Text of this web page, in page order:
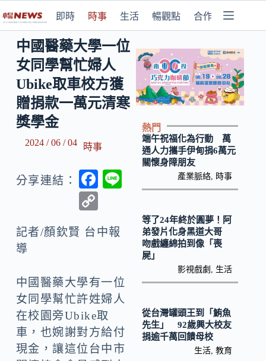
即時 時事 生活 暢觀點 合作媒體
中國醫藥大學一位
女同學幫忙婦人
Ubike取車校方獲
贈捐款一萬元清寒
獎學金
2024 / 06 / 04 時事
分享連結：
F
b
o
k
p
Li
n
k
記者/顏欽賢 台中報
導
中國醫藥大學有一位
女同學幫忙許姓婦人
在校園旁Ubike取
車，也婉謝對方給付
現金，讓這位台中市
熱門
端午祝福化為行動 萬
通人力攜手伊甸捐6萬元
關懷身障朋友
產業脈絡 時事
等了24年終於圓夢！阿
弟發片化身黑道大哥
吻戲纏綿拍到像「喪
屍」
影視戲劇 生活
從台灣罐頭王到「鮪魚
先生」 92歲興大校友
捐逾千萬回饋母校
生活 ,教育